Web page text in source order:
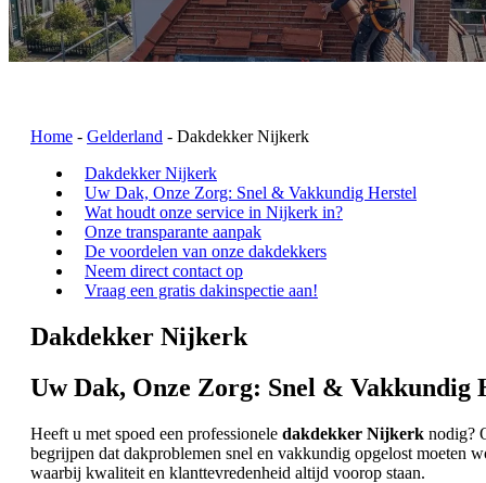
Home - Gelderland - Dakdekker Nijkerk
Dakdekker Nijkerk
Uw Dak, Onze Zorg: Snel & Vakkundig Herstel
Wat houdt onze service in Nijkerk in?
Onze transparante aanpak
De voordelen van onze dakdekkers
Neem direct contact op
Vraag een gratis dakinspectie aan!
Dakdekker Nijkerk
Uw Dak, Onze Zorg: Snel & Vakkundig
Heeft u met spoed een professionele dakdekker Nijkerk nodig?
begrijpen dat dakproblemen snel en vakkundig opgelost moeten
waarbij kwaliteit en klanttevredenheid altijd voorop staan.